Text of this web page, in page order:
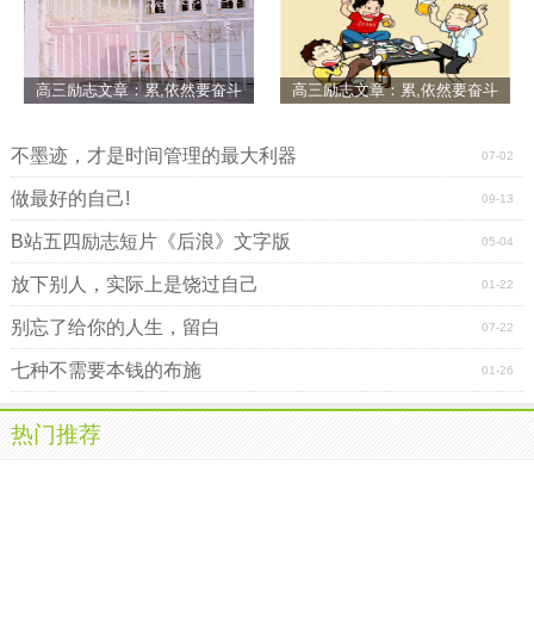
高三励志文章：累,依然要奋斗 高三励志文章：累,依然要奋斗
07-02
不墨迹，才是时间管理的最大利器
09-13
做最好的自己!
05-04
B站五四励志短片《后浪》文字版
01-22
放下别人，实际上是饶过自己
07-22
别忘了给你的人生，留白
01-26
七种不需要本钱的布施
热门推荐